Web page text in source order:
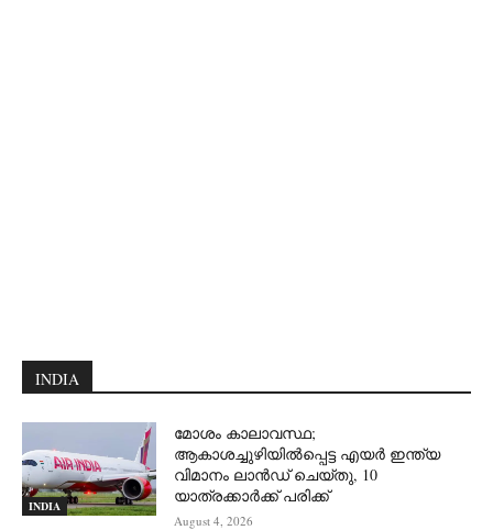
INDIA
INDIA
മോശം കാലാവസ്ഥ;
ആകാശച്ചുഴിയില്‍പ്പെട്ട എയര്‍ ഇന്ത്യ
വിമാനം ലാന്‍ഡ് ചെയ്തു, 10
യാത്രക്കാര്‍ക്ക് പരിക്ക്
August 4, 2026